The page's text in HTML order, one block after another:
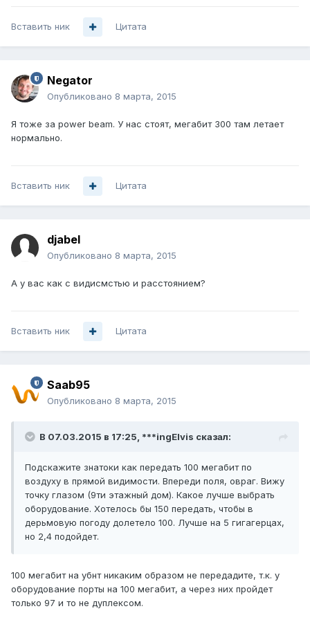
Вставить ник Цитата
Negator
Опубликовано 8 марта, 2015
Я тоже за power beam. У нас стоят, мегабит 300 там летает
нормально.
Вставить ник Цитата
djabel
Опубликовано 8 марта, 2015
А у вас как с видисмстью и расстоянием?
Вставить ник Цитата
Saab95
Опубликовано 8 марта, 2015
В 07.03.2015 в 17:25, ***ingElvis сказал:
Подскажите знатоки как передать 100 мегабит по
воздуху в прямой видимости. Впереди поля, овраг. Вижу
точку глазом (9ти этажный дом). Какое лучше выбрать
оборудование. Хотелось бы 150 передать, чтобы в
дерьмовую погоду долетело 100. Лучше на 5 гигагерцах,
но 2,4 подойдет.
100 мегабит на убнт никаким образом не передадите, т.к. у
оборудование порты на 100 мегабит, а через них пройдет
только 97 и то не дуплексом.